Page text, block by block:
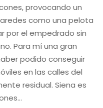
provocando un
como una pelota
por el empedrado sin
Para mí una gran
podido conseguir
en las calles del
residual. Siena es